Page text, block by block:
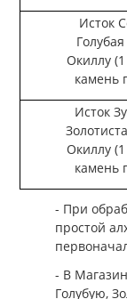
Исток
Окиллу
камень
Исток
Окиллу
камень
- При
простой
- В
Голубую,